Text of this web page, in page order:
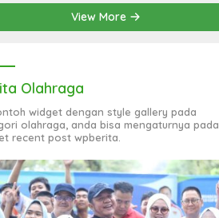
View More
Olahraga
widget dengan style gallery pada
olahraga, anda bisa mengaturnya pada
recent post wpberita.